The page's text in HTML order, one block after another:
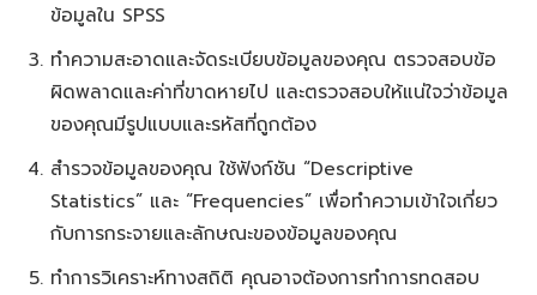
ข้อมูลใน SPSS
ทำความสะอาดและจัดระเบียบข้อมูลของคุณ ตรวจสอบข้อ
ผิดพลาดและค่าที่ขาดหายไป และตรวจสอบให้แน่ใจว่าข้อมูล
ของคุณมีรูปแบบและรหัสที่ถูกต้อง
สำรวจข้อมูลของคุณ ใช้ฟังก์ชัน “Descriptive
Statistics” และ “Frequencies” เพื่อทำความเข้าใจเกี่ยว
กับการกระจายและลักษณะของข้อมูลของคุณ
ทำการวิเคราะห์ทางสถิติ คุณอาจต้องการทำการทดสอบ